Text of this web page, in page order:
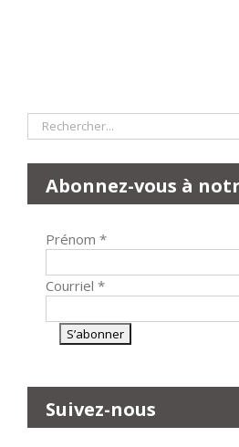
Rechercher:
Abonnez-vous à
Prénom *
Courriel *
Suivez-nous